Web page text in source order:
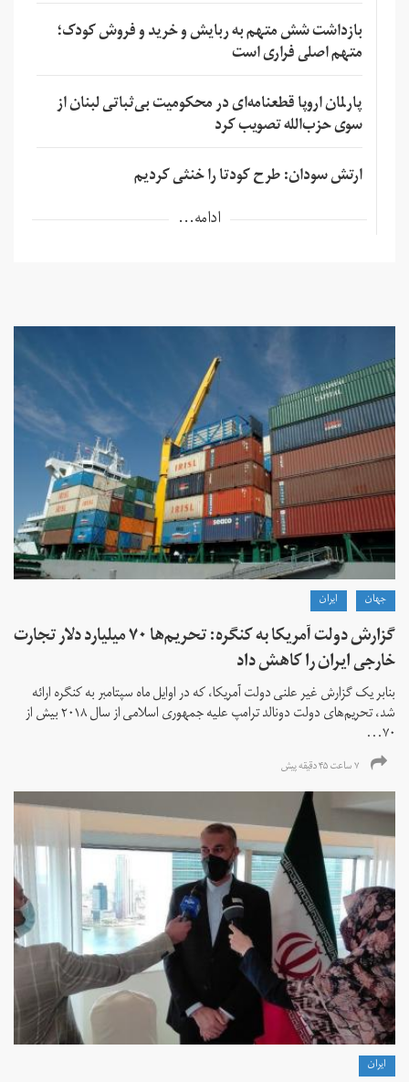
بازداشت شش متهم به ربایش و خرید و فروش کودک؛
متهم اصلی فراری است
پارلمان اروپا قطعنامه‌ای در محکومیت بی‌ثباتی لبنان از
سوی حزب‌الله تصویب کرد
ارتش سودان: طرح کودتا را خنثی کردیم
ادامه...
جهان ايران
گزارش دولت آمریکا به کنگره: تحریم‌ها ۷۰ میلیارد دلار تجارت
خارجی ایران را کاهش داد
بنابر یک گزارش غیر علنی دولت آمریکا، که در اوایل ماه سپتامبر به کنگره ارائه
شد، تحریم‌های دولت دونالد ترامپ علیه جمهوری اسلامی از سال ۲۰۱۸ بیش از
۷۰...
۷ ساعت ۴۵ دقیقه پیش
ايران